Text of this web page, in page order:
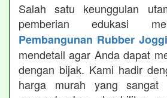
Salah satu keunggulan
pemberian edukasi
Pembangunan Rubber
mendetail agar Anda dapat
dengan bijak. Kami hadir
harga murah yang sangat